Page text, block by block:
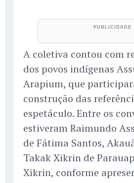
A coletiva contou com
dos povos indígenas
Arapium, que
construção das
espetáculo. Entre os
estiveram Raimundo
de Fátima Santos,
Takak Xikrin de
Xikrin, conforme